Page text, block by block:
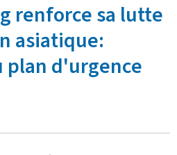
renforce sa lutte
asiatique:
d'urgence